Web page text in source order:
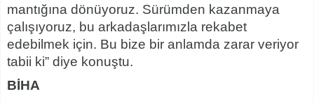
mantığına dönüyoruz. Sürümden kazanmaya
çalışıyoruz, bu arkadaşlarımızla rekabet
edebilmek için. Bu bize bir anlamda zarar veriyor
tabii ki” diye konuştu.
BİHA